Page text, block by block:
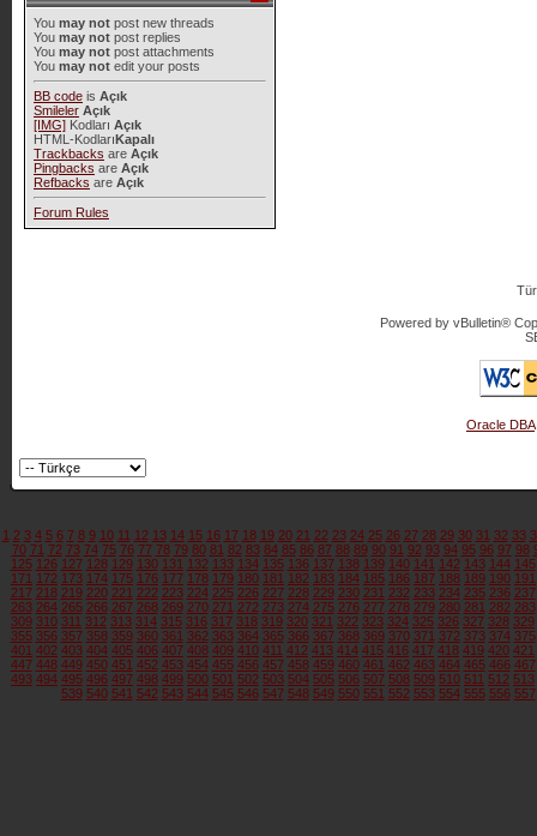
You may notpost new threads
You may notpost replies
You may notpost attachments
You may notedit your posts
BB codeis Açık
Smileler Açık
[IMG]Kodları Açık
HTML-KodlarıKapalı
Trackbacks are Açık
Pingbacks are Açık
Refbacks are Açık
Forum Rules
Powered by vBulletin®
Oracle DBA
1 2 3 4 5 6 7 8 9 10 11 12 13 14 15 16 17 18 19 20 21 22 23 24 25 26 27 28 29 30 31 32 33
70 71 72 73 74 75 76 77 78 79 80 81 82 83 84 85 86 87 88 89 90 91 92 93 94 95 96 97 98
125 126 127 128 129 130 131 132 133 134 135 136 137 138 139 140 141 142 143 144 145
171 172 173 174 175 176 177 178 179 180 181 182 183 184 185 186 187 188 189 190 191
217 218 219 220 221 222 223 224 225 226 227 228 229 230 231 232 233 234 235 236 237
263 264 265 266 267 268 269 270 271 272 273 274 275 276 277 278 279 280 281 282 283
309 310 311 312 313 314 315 316 317 318 319 320 321 322 323 324 325 326 327 328 329
355 356 357 358 359 360 361 362 363 364 365 366 367 368 369 370 371 372 373 374 375
401 402 403 404 405 406 407 408 409 410 411 412 413 414 415 416 417 418 419 420 421
447 448 449 450 451 452 453 454 455 456 457 458 459 460 461 462 463 464 465 466 467
493 494 495 496 497 498 499 500 501 502 503 504 505 506 507 508 509 510 511 512 513
539 540 541 542 543 544 545 546 547 548 549 550 551 552 553 554 555 556 557